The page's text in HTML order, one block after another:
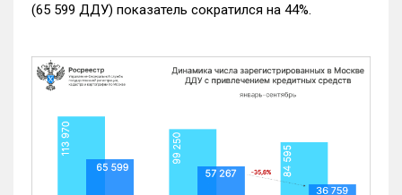
(65 599 ДДУ) показатель сократился на 44%.